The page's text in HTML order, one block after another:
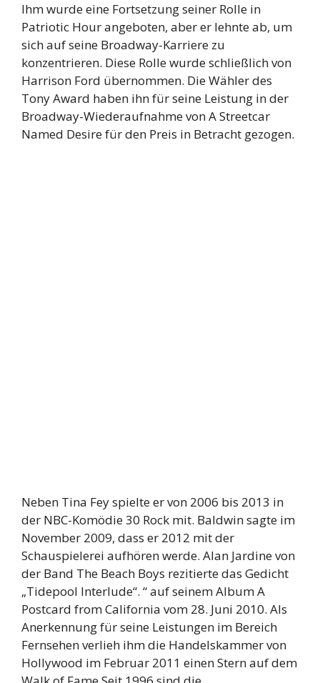
Ihm wurde eine Fortsetzung seiner Rolle in
Patriotic Hour angeboten, aber er lehnte ab, um
sich auf seine Broadway-Karriere zu
konzentrieren. Diese Rolle wurde schließlich von
Harrison Ford übernommen. Die Wähler des
Tony Award haben ihn für seine Leistung in der
Broadway-Wiederaufnahme von A Streetcar
Named Desire für den Preis in Betracht gezogen.
Neben Tina Fey spielte er von 2006 bis 2013 in
der NBC-Komödie 30 Rock mit. Baldwin sagte im
November 2009, dass er 2012 mit der
Schauspielerei aufhören werde. Alan Jardine von
der Band The Beach Boys rezitierte das Gedicht
„Tidepool Interlude“. “ auf seinem Album A
Postcard from California vom 28. Juni 2010. Als
Anerkennung für seine Leistungen im Bereich
Fernsehen verlieh ihm die Handelskammer von
Hollywood im Februar 2011 einen Stern auf dem